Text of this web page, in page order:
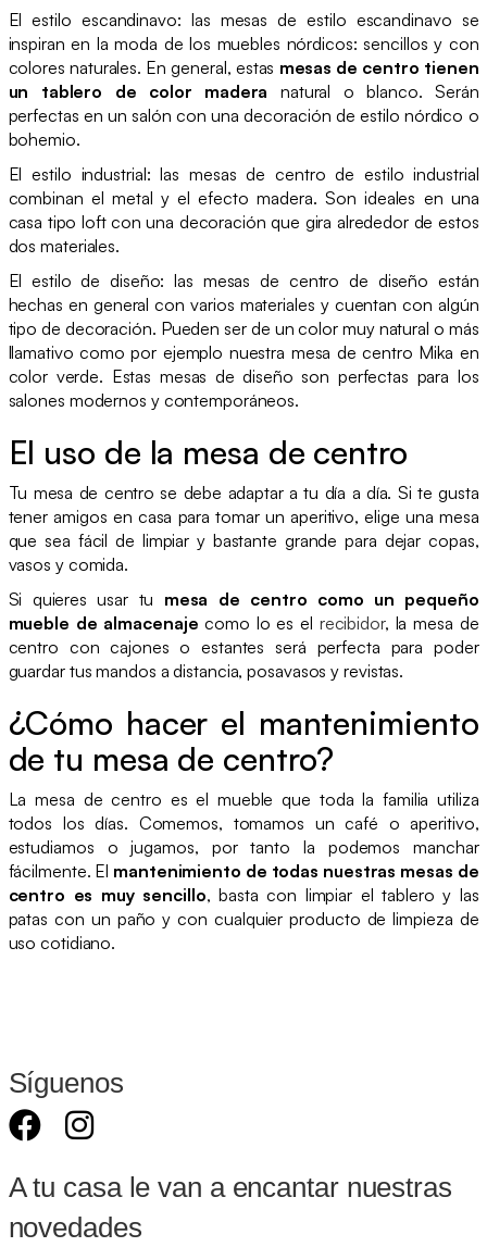
El estilo escandinavo: las mesas de estilo escandinavo se
inspiran en la moda de los muebles nórdicos: sencillos y con
colores naturales. En general, estas mesas de centro tienen
un tablero de color madera natural o blanco. Serán
perfectas en un salón con una decoración de estilo nórdico o
bohemio.
El estilo industrial: las mesas de centro de estilo industrial
combinan el metal y el efecto madera. Son ideales en una
casa tipo loft con una decoración que gira alrededor de estos
dos materiales.
El estilo de diseño: las mesas de centro de diseño están
hechas en general con varios materiales y cuentan con algún
tipo de decoración. Pueden ser de un color muy natural o más
llamativo como por ejemplo nuestra mesa de centro Mika en
color verde. Estas mesas de diseño son perfectas para los
salones modernos y contemporáneos.
El uso de la mesa de centro
Tu mesa de centro se debe adaptar a tu día a día. Si te gusta
tener amigos en casa para tomar un aperitivo, elige una mesa
que sea fácil de limpiar y bastante grande para dejar copas,
vasos y comida.
Si quieres usar tu mesa de centro como un pequeño
mueble de almacenajecomo lo es el recibidor, la mesa de
centro con cajones o estantes será perfecta para poder
guardar tus mandos a distancia, posavasos y revistas.
¿Cómo hacer el mantenimiento
de tu mesa de centro?
La mesa de centro es el mueble que toda la familia utiliza
todos los días. Comemos, tomamos un café o aperitivo,
estudiamos o jugamos, por tanto la podemos manchar
fácilmente. El mantenimiento de todas nuestras mesas de
centro es muy sencillo, basta con limpiar el tablero y las
patas con un paño y con cualquier producto de limpieza de
uso cotidiano.
Síguenos
A tu casa le van a encantar nuestras
novedades